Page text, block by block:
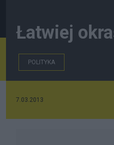
Łatwiej
POLITYKA
7.03.2013